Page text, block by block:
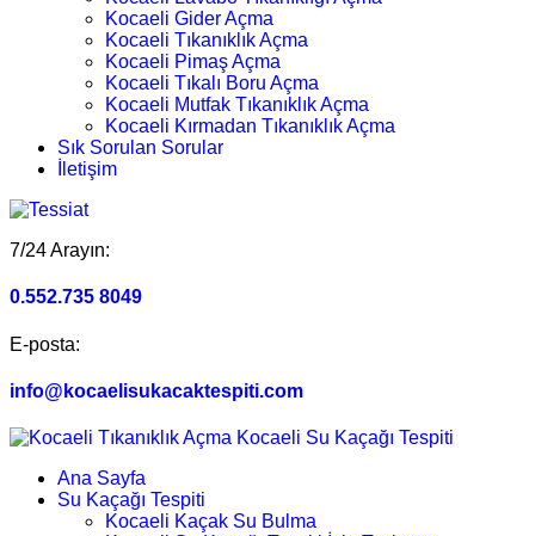
Kocaeli Gider Açma
Kocaeli Tıkanıklık Açma
Kocaeli Pimaş Açma
Kocaeli Tıkalı Boru Açma
Kocaeli Mutfak Tıkanıklık Açma
Kocaeli Kırmadan Tıkanıklık Açma
Sık Sorulan Sorular
İletişim
7/24 Arayın:
0.552.735 8049
E-posta:
info@kocaelisukacaktespiti.com
Ana Sayfa
Su Kaçağı Tespiti
Kocaeli Kaçak Su Bulma